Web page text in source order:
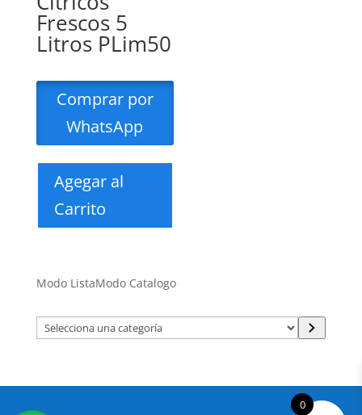
Frescos 5
Litros PLim50
Comprar por
WhatsApp
Agegar al
Carrito
Modo ListaModo Catalogo
Selecciona
una
0